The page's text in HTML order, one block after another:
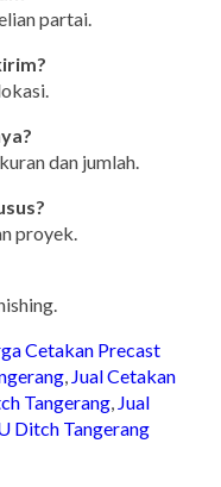
partai.
dan jumlah.
proyek.
Cetakan Precast
, Jual Cetakan
Tangerang, Jual
Ditch Tangerang